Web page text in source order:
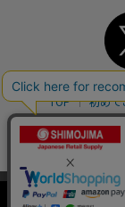
当サイトはクッキー
TOP 初めて
個人情
よくあるご質
サイト